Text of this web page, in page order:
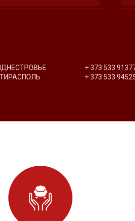
ТИРАСПОЛЬ
+ 373 533
+ 373 533